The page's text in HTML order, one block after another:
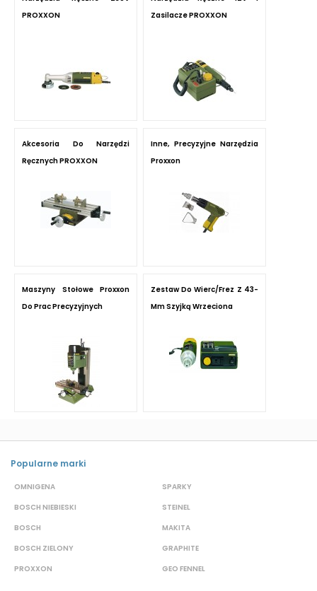
PROXXON
Zasilacze PROXXON
Akcesoria Do Narzędzi
Ręcznych PROXXON
Inne, Precyzyjne Narzędzia
Proxxon
Maszyny Stołowe Proxxon
Do Prac Precyzyjnych
Zestaw Do Wierc/frez Z 43-
Mm Szyjką Wrzeciona
Popularne marki
OMNIGENA
BOSCH NIEBIESKI
BOSCH
BOSCH ZIELONY
PROXXON
SPARKY
STEINEL
MAKITA
GRAPHITE
GEO FENNEL